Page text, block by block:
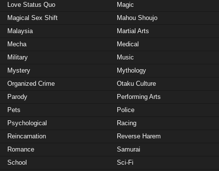
Love Status Quo
Magic
Magical Sex Shift
Mahou Shoujo
Malaysia
Martial Arts
Mecha
Medical
Military
Music
Mystery
Mythology
Organized Crime
Otaku Culture
Parody
Performing Arts
Pets
Police
Psychological
Racing
Reincarnation
Reverse Harem
Romance
Samurai
School
Sci-Fi